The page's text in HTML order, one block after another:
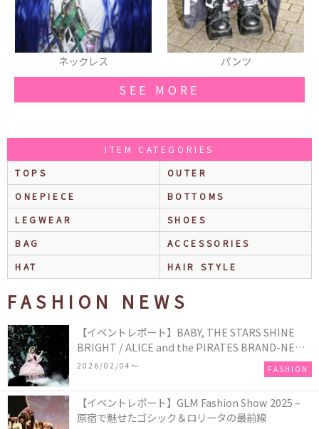
パンツ
SEE MORE
ITEM CATEGORIES
TOPS
OUTER
ONEPIECE
BOTTOMS
LEGWEAR
SHOES
BAG
ACCESSORIES
HAT
HAIR STYLE
FASHION NEWS
【イベントレポート】BABY, THE STARS SHINE
BRIGHT / ALICE and the PIRATES BRAND-NEW
COLLECTION in TOKYO
2026/02/04〜 FASHION
【イベントレポート】GLM Fashion Show 2025 –
原宿で魅せたゴシック＆ロリータの最前線